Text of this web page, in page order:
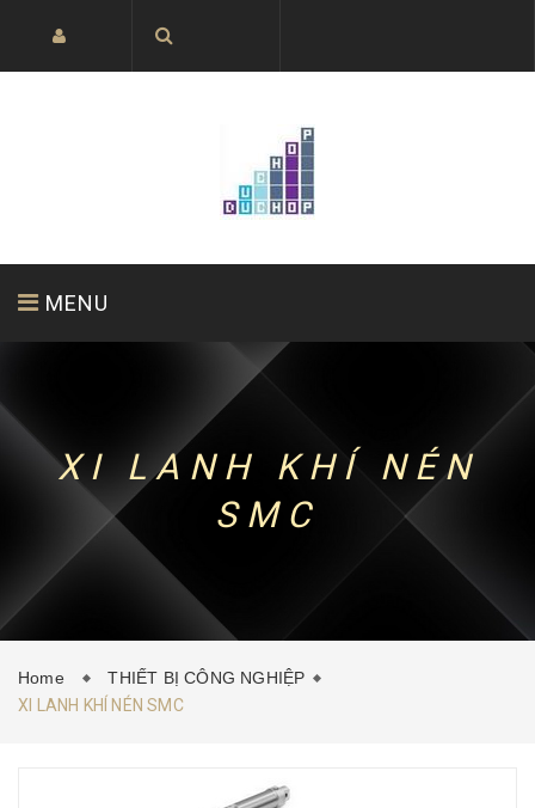
MENU
ABOUT US
CONTACT
XI LANH KHÍ NÉN
SMC
Home
THIẾT BỊ CÔNG NGHIỆP
XI LANH KHÍ NÉN SMC